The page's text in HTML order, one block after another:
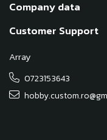
Company data
Customer Support
Array
0723153643